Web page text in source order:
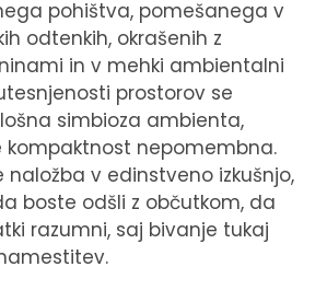
pohištva, pomešanega v
odtenkih, okrašenih z
in v mehki ambientalni
prostorov se
simbioza ambienta,
kompaktnost nepomembna.
naložba v edinstveno izkušnjo,
boste odšli z občutkom, da
razumni, saj bivanje tukaj